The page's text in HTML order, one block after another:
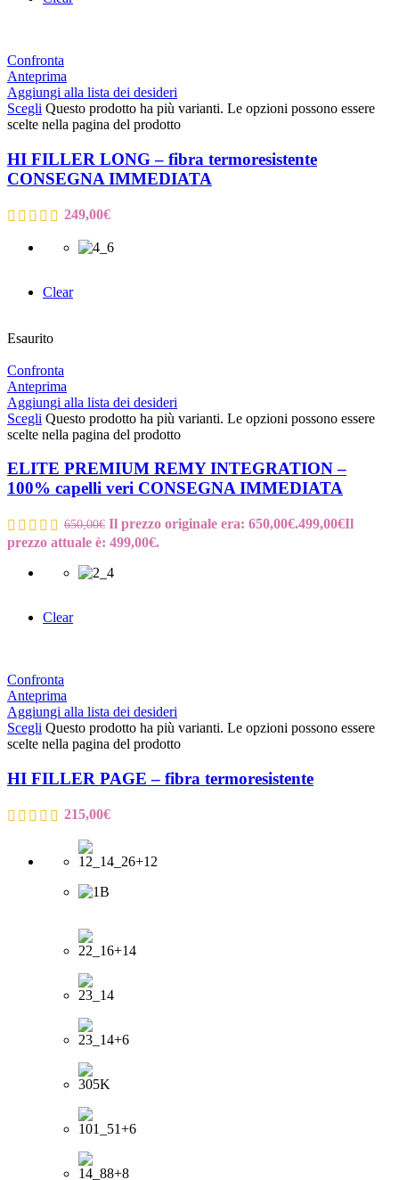
Confronta
Anteprima
Aggiungi alla lista dei desideri
Scegli Questo prodotto ha più varianti. Le opzioni possono essere
scelte nella pagina del prodotto
HI FILLER LONG – fibra termoresistente
CONSEGNA IMMEDIATA
249,00€
Clear
Esaurito
Confronta
Anteprima
Aggiungi alla lista dei desideri
Scegli Questo prodotto ha più varianti. Le opzioni possono essere
scelte nella pagina del prodotto
ELITE PREMIUM REMY INTEGRATION –
100% capelli veri CONSEGNA IMMEDIATA
650,00€ Il prezzo originale era: 650,00€.499,00€Il
prezzo attuale è: 499,00€.
Clear
Confronta
Anteprima
Aggiungi alla lista dei desideri
Scegli Questo prodotto ha più varianti. Le opzioni possono essere
scelte nella pagina del prodotto
HI FILLER PAGE – fibra termoresistente
215,00€